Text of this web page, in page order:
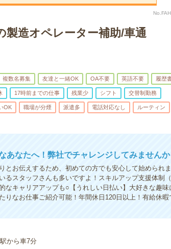
製造オペレーター補助/車通
複数名募集 友達と一緒OK OA不要 英語不要 履歴
17時前までの仕事 残業少 シフト 交替制勤務
OK 職場が分煙 派遣多 電話対応なし ルーティン
あなたへ！弊社でチャレンジしてみませんか
とお伝えするため、初めての方でも安心して始められま
るスタッフさんも多いですよ！スキルアップ支援体制
なキャリアアップも○【うれしい日払い】大好きな趣味
りなお仕事ご紹介可能！年間休日120日以上！有給休暇
から車7分